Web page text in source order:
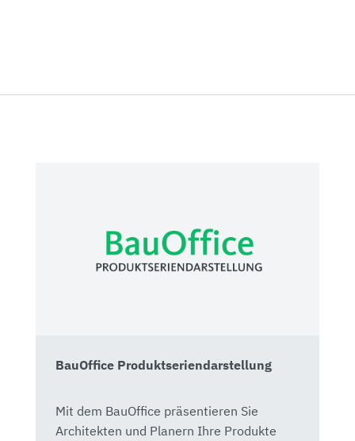
BauOffice Produktseriendarstellung
Mit dem BauOffice präsentieren Sie
Architekten und Planern Ihre Produkte